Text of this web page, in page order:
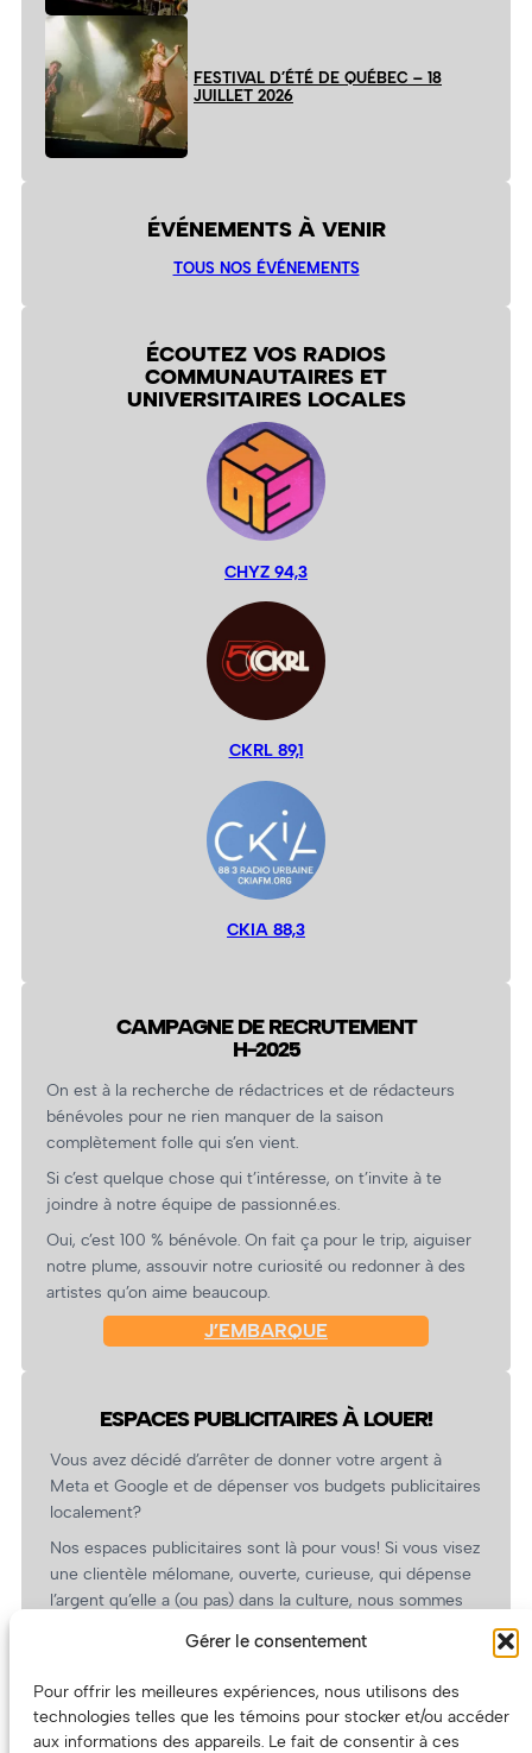
Gérer le consentement
Pour offrir les meilleures expériences, nous utilisons des
technologies telles que les témoins pour stocker et/ou accéder
aux informations des appareils. Le fait de consentir à ces
FESTIVAL D’ÉTÉ DE QUÉBEC – 18
JUILLET 2026
ÉVÉNEMENTS À VENIR
TOUS NOS ÉVÉNEMENTS
ÉCOUTEZ VOS RADIOS
COMMUNAUTAIRES ET
UNIVERSITAIRES LOCALES
CHYZ 94,3
CKRL 89,1
CKIA 88,3
CAMPAGNE DE RECRUTEMENT
H-2025
On est à la recherche de rédactrices et de rédacteurs
bénévoles pour ne rien manquer de la saison
complètement folle qui s’en vient.
Si c’est quelque chose qui t’intéresse, on t’invite à te
joindre à notre équipe de passionné.es.
Oui, c’est 100 % bénévole. On fait ça pour le trip, aiguiser
notre plume, assouvir notre curiosité ou redonner à des
artistes qu’on aime beaucoup.
J’EMBARQUE
ESPACES PUBLICITAIRES À LOUER!
Vous avez décidé d’arrêter de donner votre argent à
Meta et Google et de dépenser vos budgets publicitaires
localement?
Nos espaces publicitaires sont là pour vous! Si vous visez
une clientèle mélomane, ouverte, curieuse, qui dépense
l’argent qu’elle a (ou pas) dans la culture, nous sommes
revient.
(Oui, on va avoir des tarifs spéciaux pour vous, les